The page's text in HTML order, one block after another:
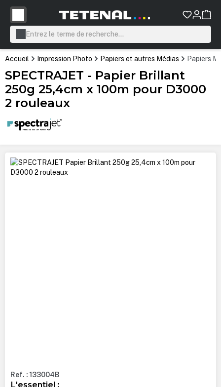
principal
Accueil Impression Photo Papiers et autres Médias Papiers
SPECTRAJET - Papier Brillant
250g 25,4cm x 100m pour D3000
2 rouleaux
Ignorer la galerie d'images
Ref. : 133004B
L'essentiel :